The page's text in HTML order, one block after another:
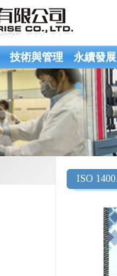
技術與管理 永續發展
ISO